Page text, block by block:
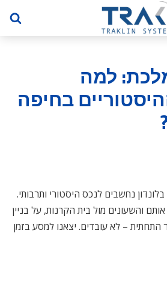
למה
בחיפה
נחשבים לנכס היסטורי ותרבותי.
והשעונים מול בית הקרנות, על בניין
התחתית – לא עובדים. יצאנו למסע בזמן